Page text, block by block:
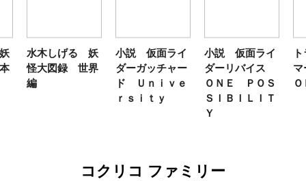
妖
世界
小説 仮面ライ
ダーガッチャー
小説 仮面ライ
ダーリバイス
ＯＮＥ ＰＯＳ
ＳＩＢＩＬＩＴ
トランスフォー
マーＦＡＮＢＯ
ＯＫ２０２６
コクリコ ファミリー